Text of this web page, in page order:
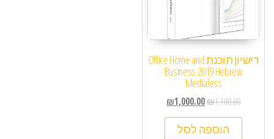
רישיון תוכנת Office Home and
Business 2019 Hebrew
Medialess
₪1,100.00
₪1,000.00
הוספה לסל